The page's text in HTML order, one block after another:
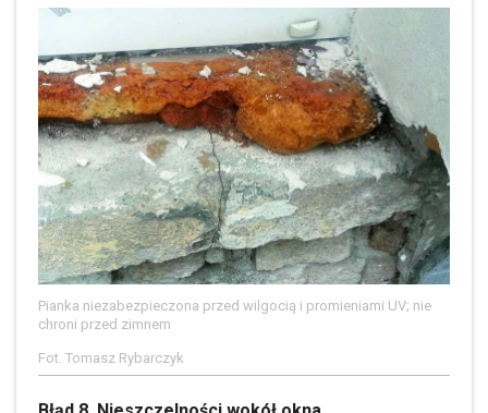
Pianka niezabezpieczona przed wilgocią i promieniami UV; nie
chroni przed zimnem
Fot. Tomasz Rybarczyk